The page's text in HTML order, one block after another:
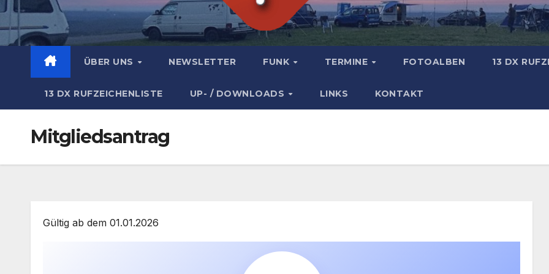
ÜBER UNS NEWSLETTER FUNK TERMINE FOTOALBEN 13 DX
13 DX RUFZEICHENLISTE UP- / DOWNLOADS LINKS KONTAKT
Mitgliedsantrag
Gültig ab dem 01.01.2026